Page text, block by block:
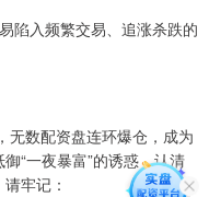
陷入频繁交易、追涨杀跌的
无数配资盘连环爆仓，成为
“一夜暴富”的诱惑，认清
牢记：